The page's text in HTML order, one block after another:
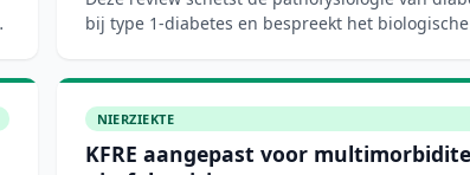
bij type 1-diabetes en bespreekt het
NIERZIEKTE
KFRE aangepast voor